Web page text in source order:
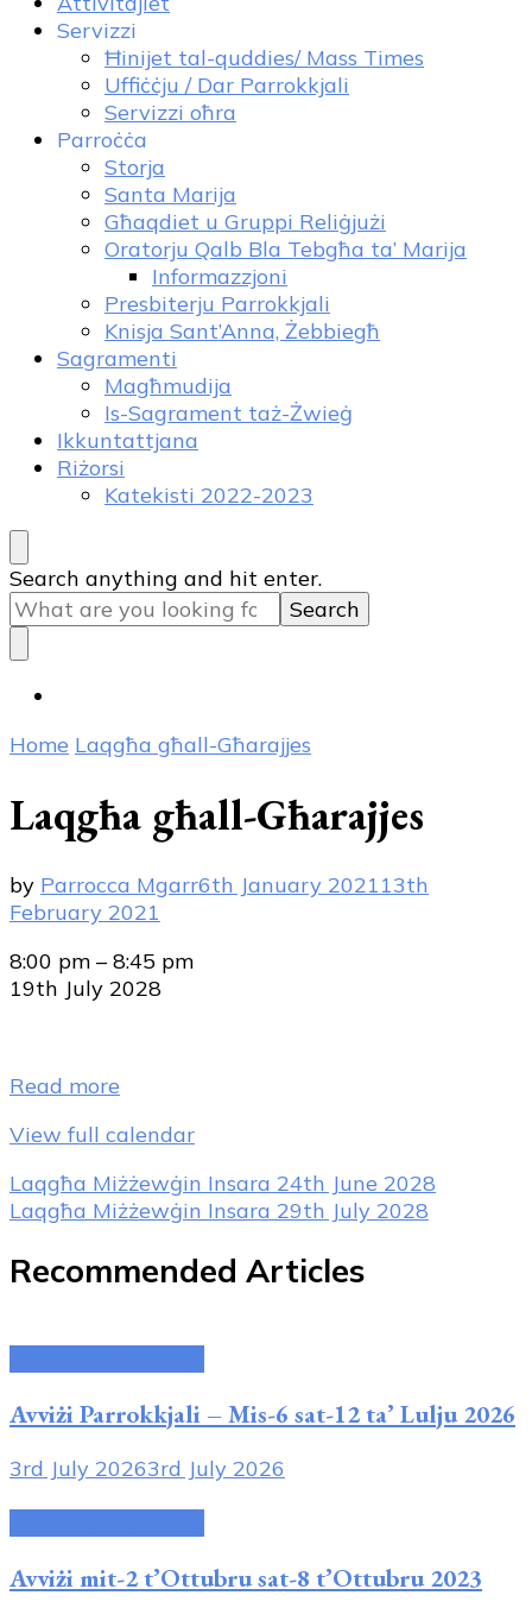
Servizzi
Ħinijet tal-quddies/ Mass Times
Uffiċċju / Dar Parrokkjali
Servizzi oħra
Parroċċa
Storja
Santa Marija
Għaqdiet u Gruppi Reliġjużi
Oratorju Qalb Bla Tebgħa ta’ Marija
Informazzjoni
Presbiterju Parrokkjali
Knisja Sant’Anna, Żebbiegħ
Sagramenti
Magħmudija
Is-Sagrament taż-Żwieġ
Ikkuntattjana
Riżorsi
Katekisti 2022-2023
Looking
for
Something?
Search anything and hit enter.
Home Laqgħa għall-Għarajjes
Laqgħa għall-Għarajjes
by Parrocca Mgarr6th January 202113th
February 2021
Laqgħa
għall-
8:00 pm – 8:45 pm
19th July 2028
Read more
View full calendar
Post
Navigation
Laqgħa Miżżewġin Insara 24th June 2028
Laqgħa Miżżewġin Insara 29th July 2028
Recommended Articles
Avviżi Parrokkjali – Mis-6 sat-12 ta’ Lulju 2026
3rd July 20263rd July 2026
Avviżi mit-2 t’Ottubru sat-8 t’Ottubru 2023